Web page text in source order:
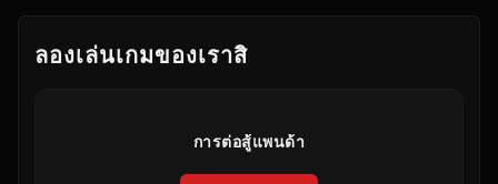
ลองเล่นเกมของเราสิ
การต่อสู้แพนด้า